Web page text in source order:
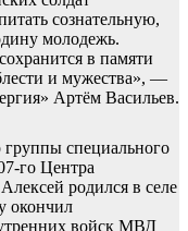
сознательную,
молодежь.
в памяти
и мужества», —
Артём Васильев.
специального
го Центра
родился в селе
окончил
войск МВД